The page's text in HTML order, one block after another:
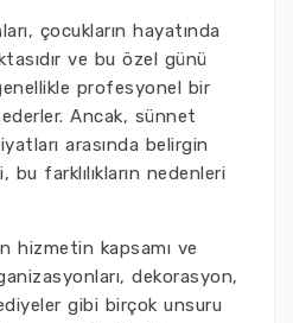
çocukların hayatında
ve bu özel günü
profesyonel bir
Ancak, sünnet
arasında belirgin
bu farklılıkların nedenleri
hizmetin kapsamı ve
dekorasyon,
gibi birçok unsuru